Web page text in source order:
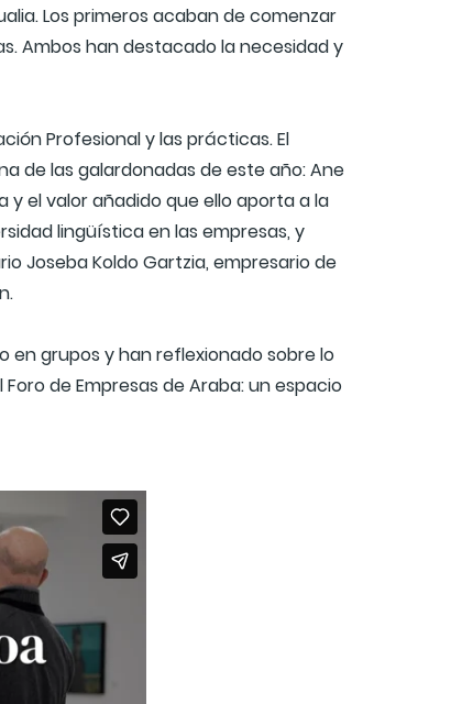
Los primeros acaban de comenzar
Ambos han destacado la necesidad y
Profesional y las prácticas. El
de las galardonadas de este año: Ane
y el valor añadido que ello aporta a la
lingüística en las empresas, y
Joseba Koldo Gartzia, empresario de
en grupos y han reflexionado sobre lo
de Empresas de Araba: un espacio